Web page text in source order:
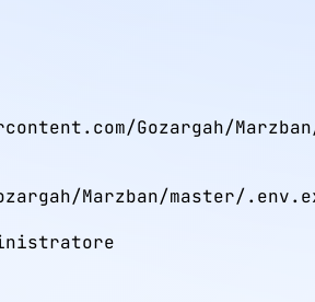
Gozargah/
Marzban/master/